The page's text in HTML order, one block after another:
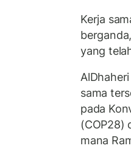
Kerja
yang
sama
pada
(COP28)
mana